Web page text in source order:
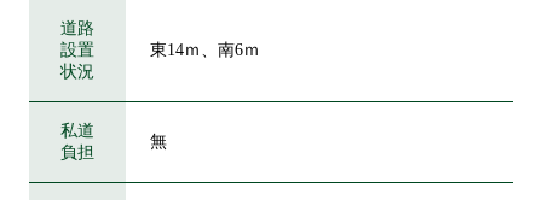
道路
設置
状況
東14ｍ、南6ｍ
私道
負担
無